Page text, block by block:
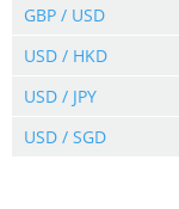
GBP / USD
USD / HKD
USD / JPY
USD / SGD